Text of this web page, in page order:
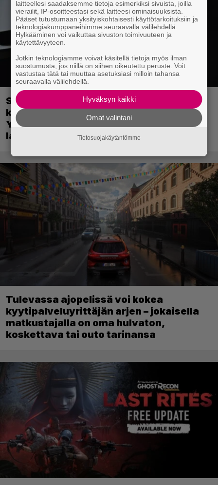
Sony on keskustellut jälleenmyyjien
kanssa levyttömyyteen siirtymisestä –
Yhdysvalloissa pelejä myydään
latauskoodin sisältävissä koteloissa
Tulevassa ajopelissä voi kokea
kyytipalveluyrittäjän arjen – jokaisella
matkustajalla on oma hulvaton,
koskettava tai outo tarinansa
laitteellesi saadaksemme tietoja esimerkiksi sivuista, joilla
vierailit, IP-osoitteestasi sekä laitteesi ominaisuuksista.
Pääset tutustumaan yksityiskohtaisesti käyttötarkoituksiin ja
teknologiakumppaneihimme seuraavalla välilehdellä.
Hylkääminen voi vaikuttaa sivuston toimivuuteen ja
käytettävyyteen.
Jotkin teknologiamme voivat käsitellä tietoja myös ilman
suostumusta, jos niillä on siihen oikeutettu peruste. Voit
vastustaa tätä tai muuttaa asetuksiasi milloin tahansa
seuraavalla välilehdellä.
Hyväksyn kaikki
Omat valintani
Tietosuojakäytäntömme